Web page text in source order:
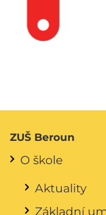
ZUŠ Beroun
O škole
Aktuality
Základní